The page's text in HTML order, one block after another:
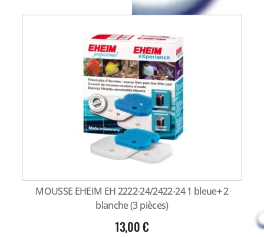
MOUSSE EHEIM EH 2222-24/2422-24 1 bleue+ 2
blanche (3 pièces)
13,00€